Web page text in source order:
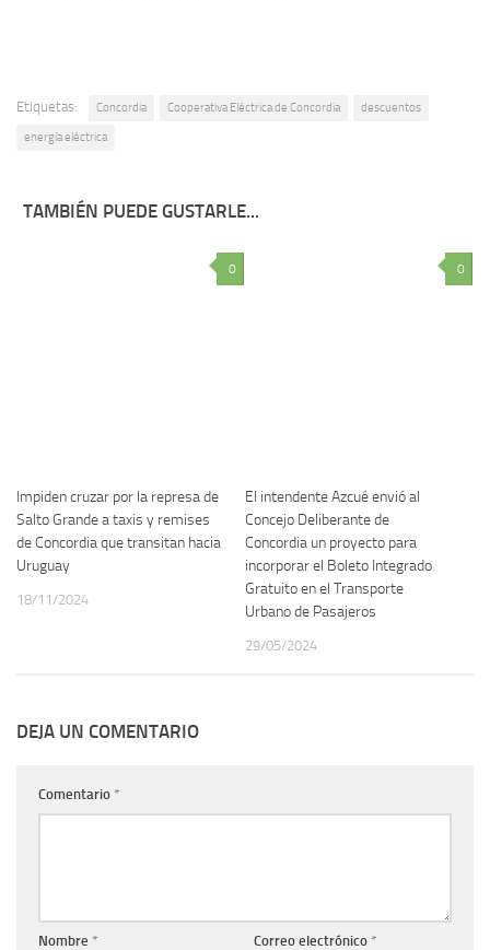
Etiquetas: Concordia Cooperativa Eléctrica de Concordia descuentos
energía eléctrica
TAMBIÉN PUEDE GUSTARLE...
0
Impiden cruzar por la represa de
Salto Grande a taxis y remises
de Concordia que transitan hacia
Uruguay
18/11/2024
0
El intendente Azcué envió al
Concejo Deliberante de
Concordia un proyecto para
incorporar el Boleto Integrado
Gratuito en el Transporte
Urbano de Pasajeros
29/05/2024
DEJA UN COMENTARIO
Comentario *
Nombre * Correo electrónico *